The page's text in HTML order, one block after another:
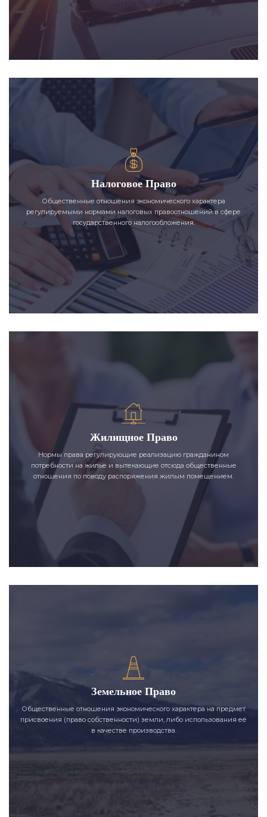
Налоговое Право
Общественные отношения экономического характера
регулируемыми нормами налоговых правоотношений в сфере
государственного налогообложения.
Жилищное Право
Нормы права регулирующие реализацию гражданином
потребности на жилье и вытекающие отсюда общественные
отношения по поводу распоряжения жилым помещением.
Земельное Право
Общественные отношения экономического характера на предмет
присвоения (право собственности) земли, либо использования её
в качестве производства.